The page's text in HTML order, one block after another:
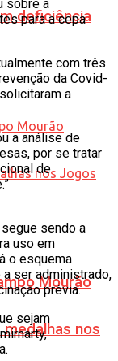
deficiência
Mourão
nos
sobre a
para a cepa
com três
da Covid-
a
a análise de
por se tratar
de
sendo a
uso em
o esquema
ser administrado,
prévia.
sejam